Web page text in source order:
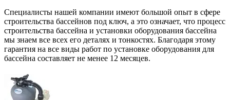
Специалисты нашей компании имеют большой опыт в сфере
строительства бассейнов под ключ, а это означает, что процесс
строительства бассейна и установки оборудования бассейна
мы знаем все всех его деталях и тонкостях. Благодаря этому
гарантия на все виды работ по установке оборудования для
бассейна составляет не менее 12 месяцев.